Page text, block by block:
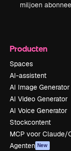
miljoen
Producten
Spaces
AI-assistent
AI Image Generator
AI Video Generator
AI Voice Generator
Stockcontent
MCP voor Claude/
Agenten New